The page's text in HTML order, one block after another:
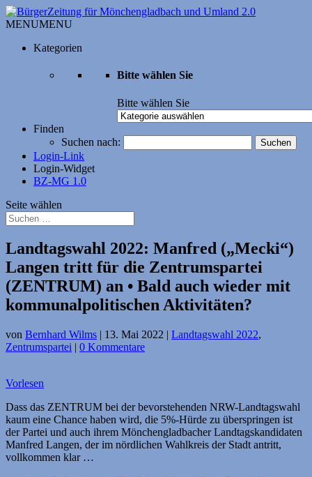
MENUMENU
Kategorien
Bitte wählen Sie
Bitte wählen Sie
Finden
Suchen nach:
Login-Link
Login-Widget
BZ-MG 1.0
Seite wählen
Landtagswahl 2022: Manfred („Mecki“)
Langen tritt für die Zentrumspartei
(ZENTRUM) an • Bald auch wieder mit
kommunalpolitischen Aktivitäten?
von Bernhard Wilms | 13. Mai 2022 | Landtagswahl 2022,
Zentrumspartei | 0 Kommentare
Vorlesen
Dass das ZENTRUM bei der bevorstehenden NRW-Landtagswahl
kaum eine Chance haben wird, die 5%-Hürde zu überspringen ist
der Partei und auch ihrem Mönchengladbacher Landtagskandidaten
Manfred Langen, der im nördlichen Wahlkreis der Stadt antritt,
vollkommen klar …